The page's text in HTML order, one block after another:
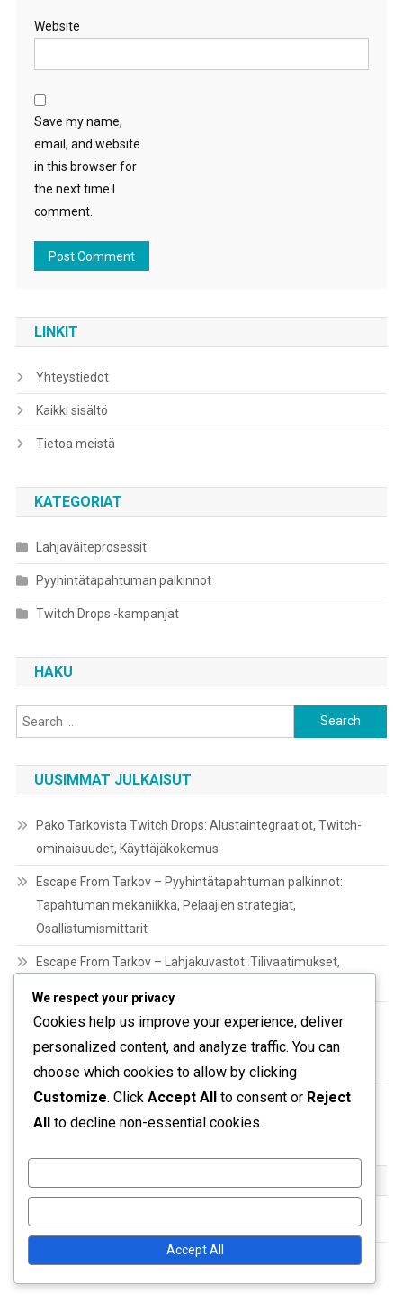
Website
Save my name,
email, and website
in this browser for
the next time I
comment.
LINKIT
Yhteystiedot
Kaikki sisältö
Tietoa meistä
KATEGORIAT
Lahjaväiteprosessit
Pyyhintätapahtuman palkinnot
Twitch Drops -kampanjat
HAKU
Search
for:
UUSIMMAT JULKAISUT
Pako Tarkovista Twitch Drops: Alustaintegraatiot, Twitch-
ominaisuudet, Käyttäjäkokemus
Escape From Tarkov – Pyyhintätapahtuman palkinnot:
Tapahtuman mekaniikka, Pelaajien strategiat,
Osallistumismittarit
Escape From Tarkov – Lahjakuvastot: Tilivaatimukset,
Escape From Tarkov Twitch Drops:
Ongelmanratkaisuvaatimukset, Yleisimmät ongelmat,
Tukiresurssit
Escape From Tarkov Twitch Drops: Palkintojen jakaminen,
Aikataulu, Tilin vahvistaminen
March 2026
We respect your privacy
Cookies help us improve your experience, deliver
personalized content, and analyze traffic. You can
choose which cookies to allow by clicking
Customize. Click Accept All to consent or Reject
All to decline non-essential cookies.
Accept All